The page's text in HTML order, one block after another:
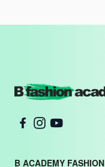
B ACADEMY FASHION